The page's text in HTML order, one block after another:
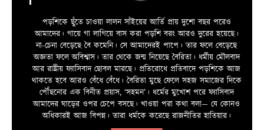
পড়শিকে ছুঁতে চাওয়া লালন সাঁইয়ের আর্তি প্রায় দুশো বছর পরেও
আমাদের। গায়ে গা লাগিয়ে বাস করা পড়শি বরং আরও দুরের হয়েছে।
না-চেনা বেড়েছে বৈ কমেনি। সে আমাদেরই পাপে। তার ফলে বেড়েছে
অজ্ঞতা ফলে অবিশ্বাস। তার থেকে জন্ম নিয়েছে বৈরিতা। ধর্মীয় মৌলবাদ
আর রাষ্ট্রীয় ফ্যাসিবাদ ছোবল মারছে। প্রতিরোধে প্রতিবাদে পড়শিকে আজ
থাকতে হবে আরও বেঁধে বেঁধে। বৈরিতা মুছে ফেলে সহজ সমাজের দিকে
পৌঁছনোর এক বিনীত প্রয়াস, ‘সহমন’। ধর্মের মুখোশ পরে ফ্যাসিবাদ
আমাদের ঘাড়ের ওপর চেপে বসছে। খাওয়া পরা কথা বলা—­­ যে কোনও
অধিকারই আজ বিপন্ন। তারা ধর্মকে করেছে রাজনীতির হাতিয়ার।